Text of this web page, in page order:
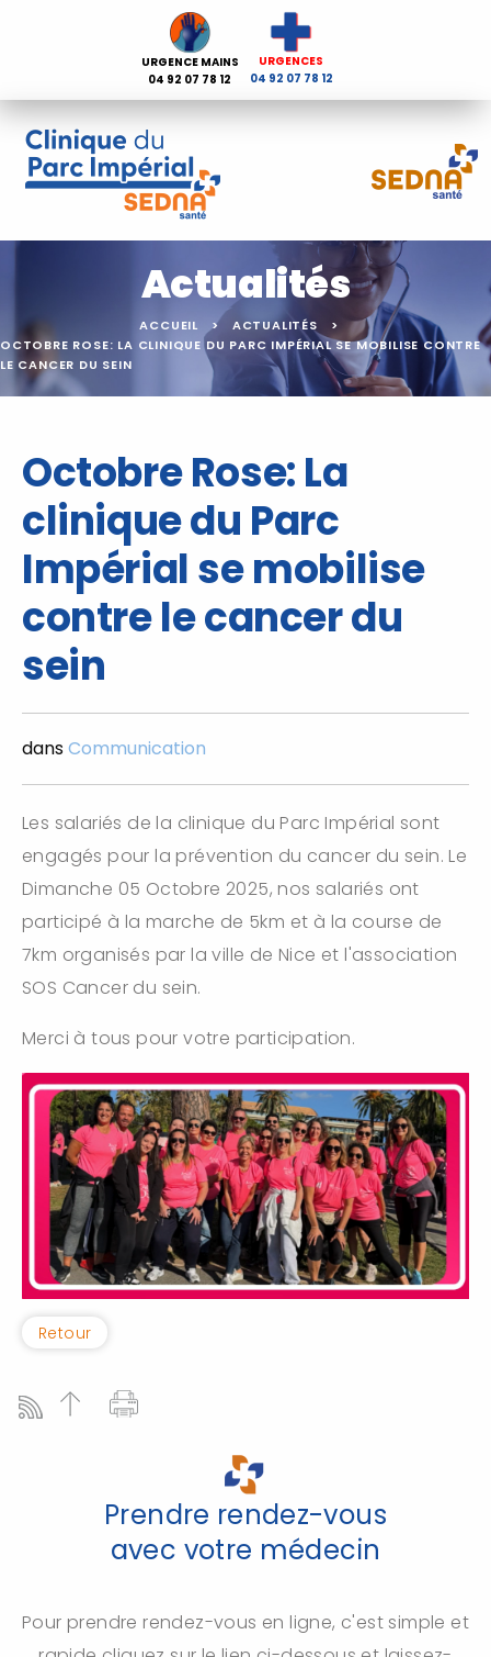
URGENCE MAINS
04 92 07 78 12
URGENCES
04 92 07 78 12
Actualités
ACCUEIL
ACTUALITÉS
OCTOBRE ROSE: LA CLINIQUE DU PARC IMPÉRIAL SE MOBILISE CONTRE
LE CANCER DU SEIN
Octobre Rose: La
clinique du Parc
Impérial se mobilise
contre le cancer du
sein
dansCommunication
Les salariés de la clinique du Parc Impérial sont
engagés pour la prévention du cancer du sein. Le
Dimanche 05 Octobre 2025, nos salariés ont
participé à la marche de 5km et à la course de
7km organisés par la ville de Nice et l'association
SOS Cancer du sein.
Merci à tous pour votre participation.
Retour
Prendre rendez-vous
avec votre médecin
Pour prendre rendez-vous en ligne, c'est simple et